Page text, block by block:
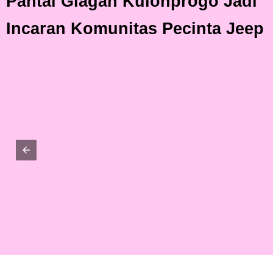
Incaran Komunitas Pecinta Jeep